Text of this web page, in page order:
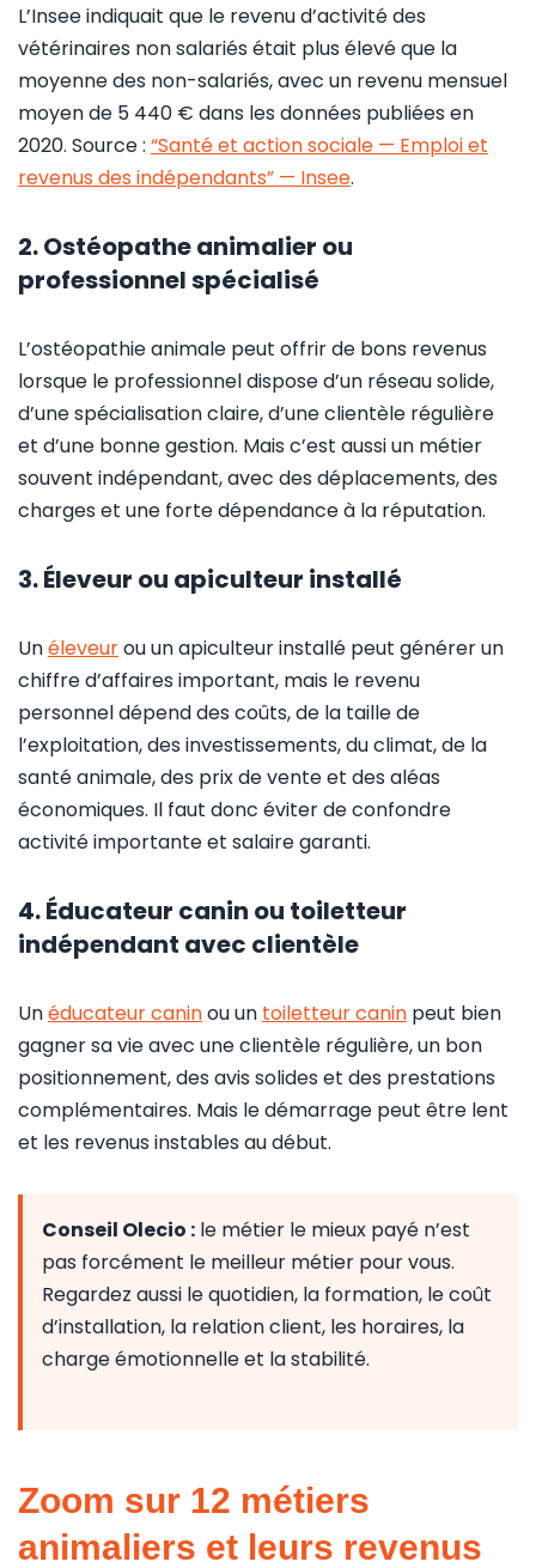
L’Insee indiquait que le revenu d’activité des
vétérinaires non salariés était plus élevé que la
moyenne des non-salariés, avec un revenu mensuel
moyen de 5 440 € dans les données publiées en
2020. Source : “Santé et action sociale — Emploi et
revenus des indépendants” — Insee.
2. Ostéopathe animalier ou
professionnel spécialisé
L’ostéopathie animale peut offrir de bons revenus
lorsque le professionnel dispose d’un réseau solide,
d’une spécialisation claire, d’une clientèle régulière
et d’une bonne gestion. Mais c’est aussi un métier
souvent indépendant, avec des déplacements, des
charges et une forte dépendance à la réputation.
3. Éleveur ou apiculteur installé
Unéleveurou un apiculteur installé peut générer un
chiffre d’affaires important, mais le revenu
personnel dépend des coûts, de la taille de
l’exploitation, des investissements, du climat, de la
santé animale, des prix de vente et des aléas
économiques. Il faut donc éviter de confondre
activité importante et salaire garanti.
4. Éducateur canin ou toiletteur
indépendant avec clientèle
Unéducateur caninou un toiletteur canin peut bien
gagner sa vie avec une clientèle régulière, un bon
positionnement, des avis solides et des prestations
complémentaires. Mais le démarrage peut être lent
et les revenus instables au début.
Conseil Olecio : le métier le mieux payé n’est
pas forcément le meilleur métier pour vous.
Regardez aussi le quotidien, la formation, le coût
d’installation, la relation client, les horaires, la
charge émotionnelle et la stabilité.
Zoom sur 12 métiers
animaliers et leurs revenus